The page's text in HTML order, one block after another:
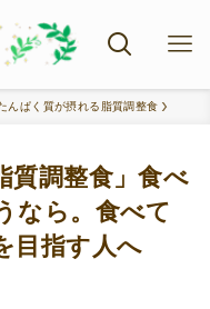
んぱく質が摂れる脂質調整食
質調整食」食べ
なら。食べて
目指す人へ